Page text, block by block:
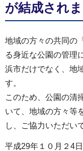
が結成され
地域の方々の共同の
る身近な公園の管理
浜市だけでなく、地
す。
このため、公園の清
いて、地域の方々等
し、ご協力いただい
平成29年１０月２4